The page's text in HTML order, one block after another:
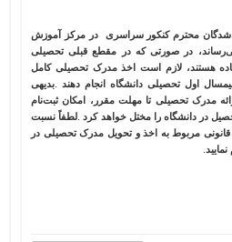
محترم کنکور سراسری در مرکز آموزش
در صورتی که در مقطع قبلی تحصیلی
هستند، لازم است اخذ مدرک تحصیلی کامل
اول تحصیلی دانشگاه انجام دهند.بدیهی
مدرک تحصیلی تا مهلت مقرر، امکان ثبت‌نام
در دانشگاه را مختل خواهد کرد.لطفاً نسبت
مربوط به اخذ و تحویل مدرک تحصیلی در
.